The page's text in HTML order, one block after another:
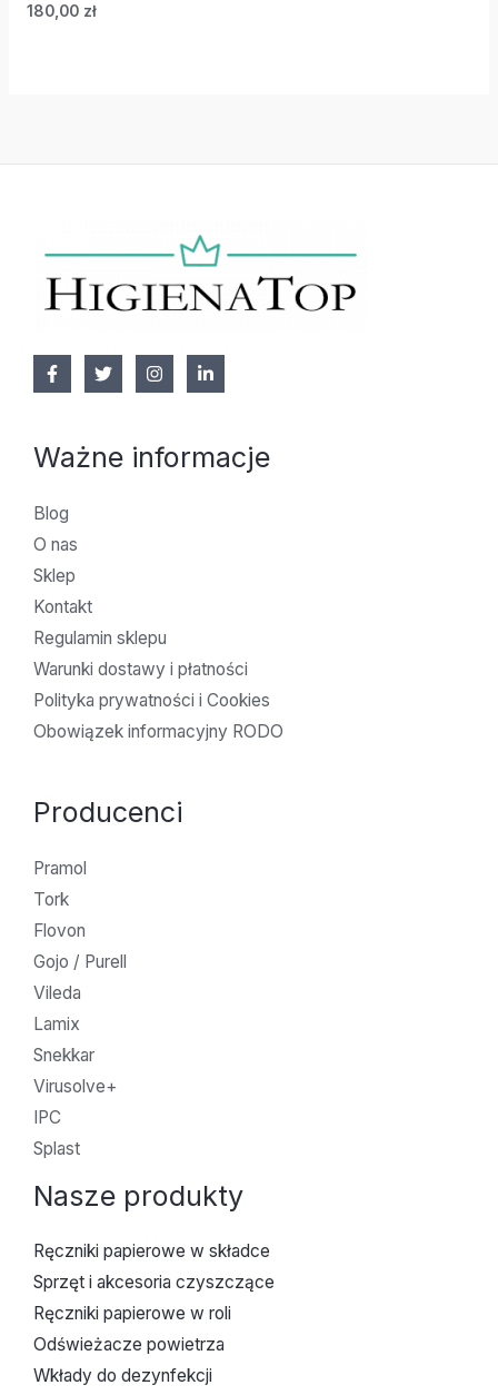
180,00 zł
Ważne informacje
Blog
O nas
Sklep
Kontakt
Regulamin sklepu
Warunki dostawy i płatności
Polityka prywatności i Cookies
Obowiązek informacyjny RODO
Producenci
Pramol
Tork
Flovon
Gojo / Purell
Vileda
Lamix
Snekkar
Virusolve+
IPC
Splast
Nasze produkty
Ręczniki papierowe w składce
Sprzęt i akcesoria czyszczące
Ręczniki papierowe w roli
Odświeżacze powietrza
Wkłady do dezynfekcji